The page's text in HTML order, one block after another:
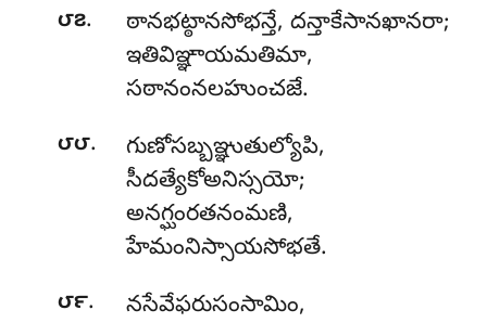
౮౭.
ఠానభట్ఠానసోభన్తే, దన్తాకేసానఖానరా;
ఇతివిఞ్ఞాయమతిమా,
సఠానంనలహుంచజే.
౮౮.
గుణోసబ్బఞ్ఞుతుల్యోపి,
సీదత్యేకోఅనిస్సయో;
అనగ్ఘంరతనంమణి,
హేమంనిస్సాయసోభతే.
౮౯.
నసేవేఫరుసంసామిం,